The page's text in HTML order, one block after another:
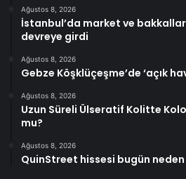
Ağustos 8, 2026
İstanbul’da market ve
devreye girdi
Ağustos 8, 2026
Gebze Köşklüçeşme’de ‘açık
Ağustos 8, 2026
Uzun Süreli Ülseratif Kolitte
mu?
Ağustos 8, 2026
QuinStreet hissesi bugün